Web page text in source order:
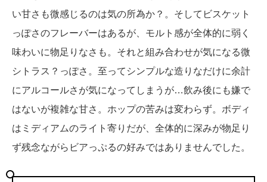
い甘さも微感じるのは気の所為か？。そしてビスケット
っぽさのフレーバーはあるが、モルト感が全体的に弱く
味わいに物足りなさも。それと組み合わせが気になる微
シトラス？っぽさ。至ってシンプルな造りなだけに余計
にアルコールさが気になってしまうが…飲み後にも嫌で
はないが複雑な甘さ。ホップの苦みは変わらず。ボディ
はミディアムのライト寄りだが、全体的に深みが物足り
ず残念ながらビアっぷるの好みではありませんでした。